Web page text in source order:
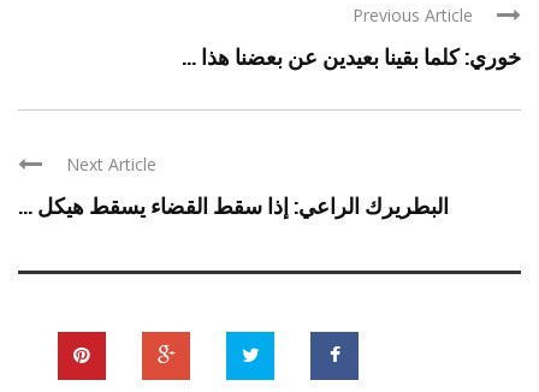
Previous Article
خوري: كلما بقينا بعيدين عن بعضنا هذا ...
Next Article
البطريرك الراعي: إذا سقط القضاء يسقط هيكل ...